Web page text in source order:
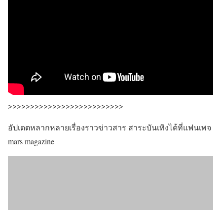
>>>>>>>>>>>>>>>>>>>>>>>>>>
อัปเดตหลากหลายเรื่องราวข่าวสาร สาระบันเทิงได้ที่แฟนเพจ
mars magazine